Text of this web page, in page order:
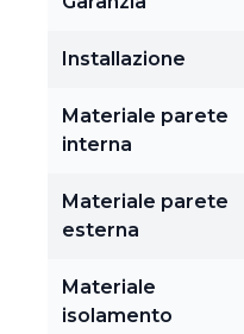
Installazione
Materiale parete
interna
Materiale parete
esterna
Materiale
isolamento